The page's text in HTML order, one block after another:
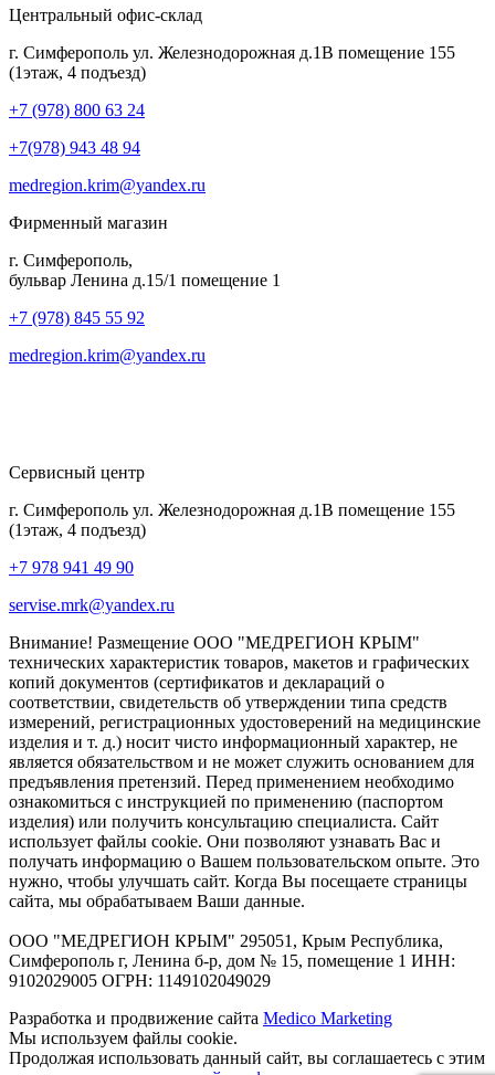
Центральный офис-склад
г. Симферополь ул. Железнодорожная д.1В помещение 155
(1этаж, 4 подъезд)
+7 (978) 800 63 24
+7(978) 943 48 94
medregion.krim@yandex.ru
Фирменный магазин
г. Симферополь,
бульвар Ленина д.15/1 помещение 1
+7 (978) 845 55 92
medregion.krim@yandex.ru
Сервисный центр
г. Симферополь ул. Железнодорожная д.1В помещение 155
(1этаж, 4 подъезд)
+7 978 941 49 90
servise.mrk@yandex.ru
Внимание! Размещение ООО "МЕДРЕГИОН КРЫМ"
технических характеристик товаров, макетов и графических
копий документов (сертификатов и деклараций о
соответствии, свидетельств об утверждении типа средств
измерений, регистрационных удостоверений на медицинские
изделия и т. д.) носит чисто информационный характер, не
является обязательством и не может служить основанием для
предъявления претензий. Перед применением необходимо
ознакомиться с инструкцией по применению (паспортом
изделия) или получить консультацию специалиста. Сайт
использует файлы cookie. Они позволяют узнавать Вас и
получать информацию о Вашем пользовательском опыте. Это
нужно, чтобы улучшать сайт. Когда Вы посещаете страницы
сайта, мы обрабатываем Ваши данные.
ООО "МЕДРЕГИОН КРЫМ" 295051, Крым Республика,
Симферополь г, Ленина б-р, дом № 15, помещение 1 ИНН:
9102029005 ОГРН: 1149102049029
Разработка и продвижение сайта Medico Marketing
Мы используем файлы cookie.
Продолжая использовать данный сайт, вы соглашаетесь с этим